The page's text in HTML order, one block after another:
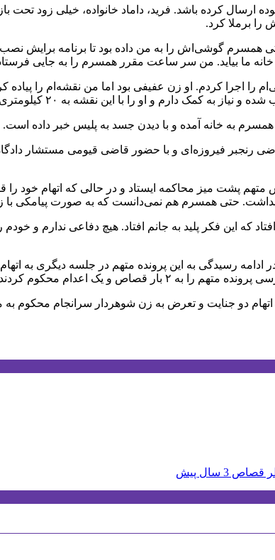
ارسال کرده باشد. فرید، داماد خانواده، خیلی زود تحت
را برملا کرد.
گوشی‌اش را به من داده بود تا برنامه برایش
ما بیاید. من سر ساعت مقرر همسرم را به جایی
را اجرا کردم. او زن عفیفی بود اما من نقشه‌ام را
او را با این نقشه به ۲۰ کیلومتری هشتگرد کشاندم و کشتم.
به خانه آمده و با دیدن جسد به پلیس خبر داده است.
رنجبر فیروزه‌ای و با حضور قاضی قیومی مستشار
پشت میز محاکمه ایستاد و در حالی که اتهام خود را
چه اتفاقی افتاد که این فکر پلید به جانم افتاد. هیچ دفاعی
ادامه رسیدگی به این پرونده متهم در جلسه دیگری
و یک اعدام محکوم کردند.
دو جنایت و تعرض به زن شوهردار سرانجام محکوم
قصاص 3 سال پیش